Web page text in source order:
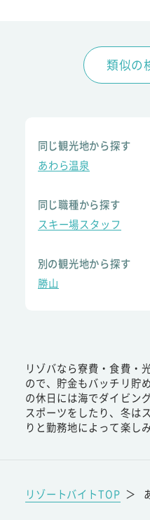
類似の
同じ観光地から探す
あわら温泉
同じ職種から探す
スキー場スタッフ
別の観光地から探す
勝山
リゾバなら寮費・食費・
ので、貯金もバッチリ貯
の休日には海でダイビン
スポーツをしたり、冬は
りと勤務地によって楽し
リゾートバイトTOP ＞